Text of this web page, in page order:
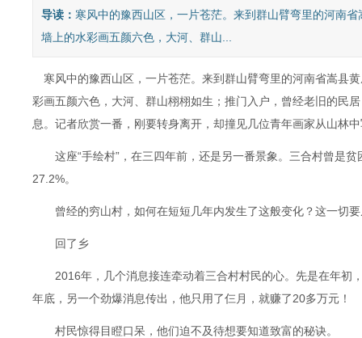
导读： 寒风中的豫西山区，一片苍茫。来到群山臂弯里的河南
墙上的水彩画五颜六色，大河、群山...
寒风中的豫西山区，一片苍茫。来到群山臂弯里的河南省嵩县
彩画五颜六色，大河、群山栩栩如生；推门入户，曾经老旧的民
息。记者欣赏一番，刚要转身离开，却撞见几位青年画家从山林
这座“手绘村”，在三四年前，还是另一番景象。三合村曾是贫
27.2%。
曾经的穷山村，如何在短短几年内发生了这般变化？这一切
回了乡
2016年，几个消息接连牵动着三合村村民的心。先是在年初
年底，另一个劲爆消息传出，他只用了仨月，就赚了20多万元！
村民惊得目瞪口呆，他们迫不及待想要知道致富的秘诀。